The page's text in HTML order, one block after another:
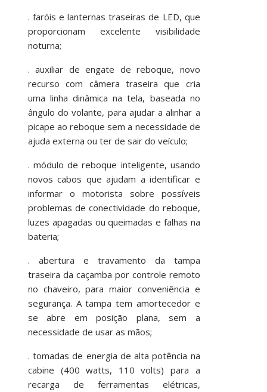
. faróis e lanternas traseiras de LED, que
proporcionam excelente visibilidade
noturna;
. auxiliar de engate de reboque, novo
recurso com câmera traseira que cria
uma linha dinâmica na tela, baseada no
ângulo do volante, para ajudar a alinhar a
picape ao reboque sem a necessidade de
ajuda externa ou ter de sair do veículo;
. módulo de reboque inteligente, usando
novos cabos que ajudam a identificar e
informar o motorista sobre possíveis
problemas de conectividade do reboque,
luzes apagadas ou queimadas e falhas na
bateria;
. abertura e travamento da tampa
traseira da caçamba por controle remoto
no chaveiro, para maior conveniência e
segurança. A tampa tem amortecedor e
se abre em posição plana, sem a
necessidade de usar as mãos;
. tomadas de energia de alta potência na
cabine (400 watts, 110 volts) para a
recarga de ferramentas elétricas,